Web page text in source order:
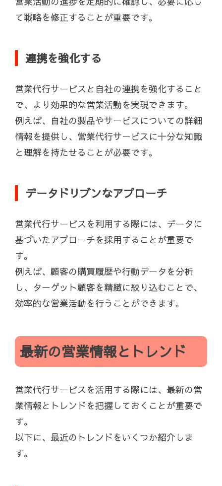
て戦略を修正することが重要です。
連携を強化する
営業代行サービスと自社の連携を強化すること
で、より効果的な営業活動を実現できます。
例えば、自社の製品やサービスについての詳細
情報を提供し、営業代行サービスに十分な知識
と理解を持たせることが必要です。
データドリブンなアプローチ
営業代行サービスを利用する際には、データに
基づいたアプローチを採用することが重要で
す。
例えば、顧客の購買履歴や行動データを分析
し、ターゲット顧客を精緻に絞り込むことで、
効率的な営業活動を行うことができます。
最新の営業情報とトレンド
営業代行サービスを活用する際には、最新の営
業情報とトレンドを把握しておくことが重要で
す。
以下に、最近のトレンドをいくつか紹介しま
す。